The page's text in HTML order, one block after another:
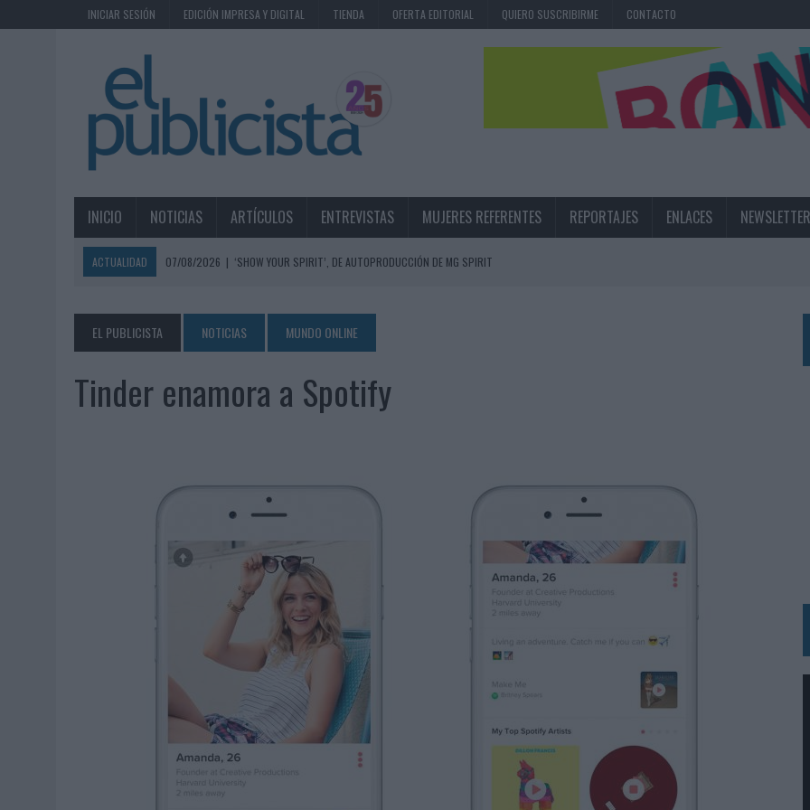
INICIAR SESIÓN EDICIÓN IMPRESA Y DIGITAL TIENDA OFERTA EDITORIAL QUIERO SUSCRIBIRME CONTACTO
INICIO NOTICIAS ARTÍCULOS ENTREVISTAS MUJERES REFERENTES REPORTAJES ENLACES NEWSLETTER
ACTUALIDAD 07/08/2026 | ‘SHOW YOUR SPIRIT’, DE AUTOPRODUCCIÓN DE MG SPIRIT
07/08/2026 | MG SPIRIT RELANZA SU MARCA CON UNA ESTRATEGIA 360º CENTRADA EN EL ORIGEN BARCELONÉS
07/08/2026
PATRÓN CONVIERTE EL NUEVO SINGLE DE ARÓN PIPER EN UNA EXPERIENCIA DE MARCA EN IBIZA
07/08/2026
EL VERANO PONE A PRUEBA LA ESTRATEGIA DIGITAL DE LAS MARCAS
‘LA VUELTA’, DE FENOMENAL PARA MÁLAGA CF
LA TELEVISIÓN SIGUE LIDERANDO EL CONSUMO DE MEDIOS EN VERANO Y SUPERA AL MÓVIL COMO DISPOSITIVO MÁS UTILIZADO
EL USO DE LA IA GENERATIVA ALCANZA YA AL 62% DE LOS ESPAÑOLES
SYSTEM1 NOMBRA A KIMBERLY BASTONI COMO NUEVA DIRECTORA COMERCIAL GLOBAL
FRIGO Y UNIQLO LANZAN UNA COLECCIÓN PERSONALIZABLE INSPIRADA EN CORNETTO, CALIPPO Y SOLERO
LA IA ESTÁ SUBIENDO EL LISTÓN DE LA CREATIVIDAD
BEON WORLDWIDE LANZA RAÍZ URBANA PARA TRANSFORMAR EL PATRIMONIO HISTÓRICO EN ACTIVOS CULTURALES Y ECONÓMICOS
FABRA COMUNICACIÓN INCORPORA A CASONÁ Y ASUME LA GESTIÓN DE SUS RELACIONES CON LOS MEDIOS
LOPESAN HOTELS & RESORTS ACERCA EL PARAÍSO CANARIO EN SU ÚLTIMA CAMPAÑA INTERNACIONAL
LUIS ARQUILLOS (BURGO DE ARIAS): “LA CONSTRUCCIÓN DE MARCA A LARGO PLAZO Y LA MEDICIÓN SON DOS CARAS DE LA MISMA
EL PUBLICISTA NOTICIAS MUNDO ONLINE
Tinder enamora a Spotify